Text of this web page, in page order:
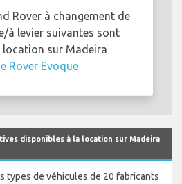
Rover à changement de
à levier suivantes sont
location sur Madeira
Rover Evoque
disponibles à la location sur Madeira
types de véhicules de 20 fabricants